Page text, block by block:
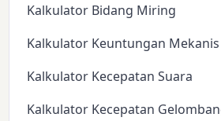
Kalkulator Bidang Miring
Kalkulator Keuntungan Mekanis
Kalkulator Kecepatan Suara
Kalkulator Kecepatan